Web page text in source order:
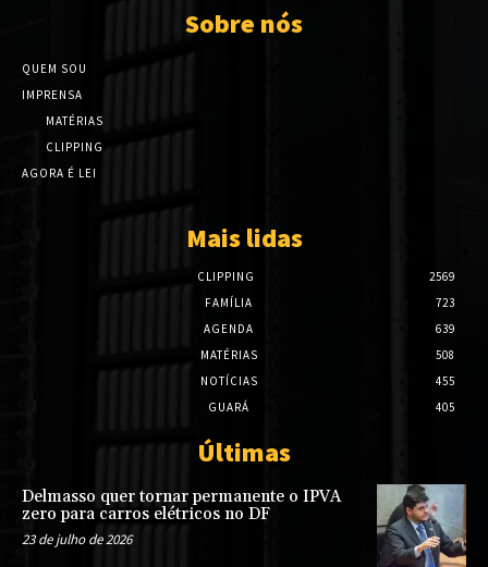
Sobre nós
QUEM SOU
IMPRENSA
MATÉRIAS
CLIPPING
AGORA É LEI
Mais lidas
CLIPPING
2569
FAMÍLIA
723
AGENDA
639
MATÉRIAS
508
NOTÍCIAS
455
GUARÁ
405
Últimas
Delmasso quer tornar permanente o IPVA
zero para carros elétricos no DF
23 de julho de 2026